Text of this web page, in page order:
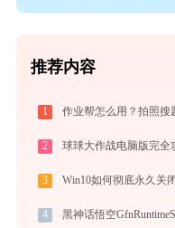
推荐内容
1
2
3
4 黑神话悟空